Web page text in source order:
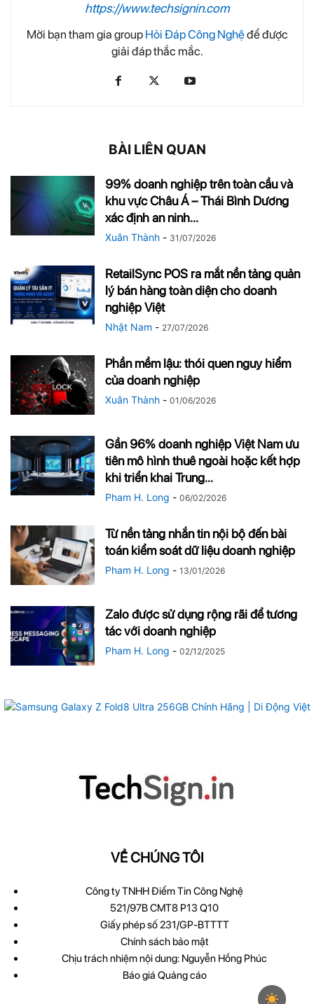
https://www.techsignin.com
Mời bạn tham gia group Hỏi Đáp Công Nghệđể được
giải đáp thắc mắc.
BÀI LIÊN QUAN
99% doanh nghiệp trên toàn cầu và
khu vực Châu Á – Thái Bình Dương
xác định an ninh...
Xuân Thành - 31/07/2026
RetailSync POS ra mắt nền tảng quản
lý bán hàng toàn diện cho doanh
nghiệp Việt
Nhật Nam - 27/07/2026
Phần mềm lậu: thói quen nguy hiểm
của doanh nghiệp
Xuân Thành - 01/06/2026
Gần 96% doanh nghiệp Việt Nam ưu
tiên mô hình thuê ngoài hoặc kết hợp
khi triển khai Trung...
Pham H. Long - 06/02/2026
Từ nền tảng nhắn tin nội bộ đến bài
toán kiểm soát dữ liệu doanh nghiệp
Pham H. Long - 13/01/2026
Zalo được sử dụng rộng rãi để tương
tác với doanh nghiệp
Pham H. Long - 02/12/2025
VỀ CHÚNG TÔI
Công ty TNHH Điểm Tin Công Nghệ
521/97B CMT8 P13 Q10
Giấy phép số 231/GP-BTTTT
Chính sách bảo mật
Chịu trách nhiệm nội dung: Nguyễn Hồng Phúc
Báo giá Quảng cáo